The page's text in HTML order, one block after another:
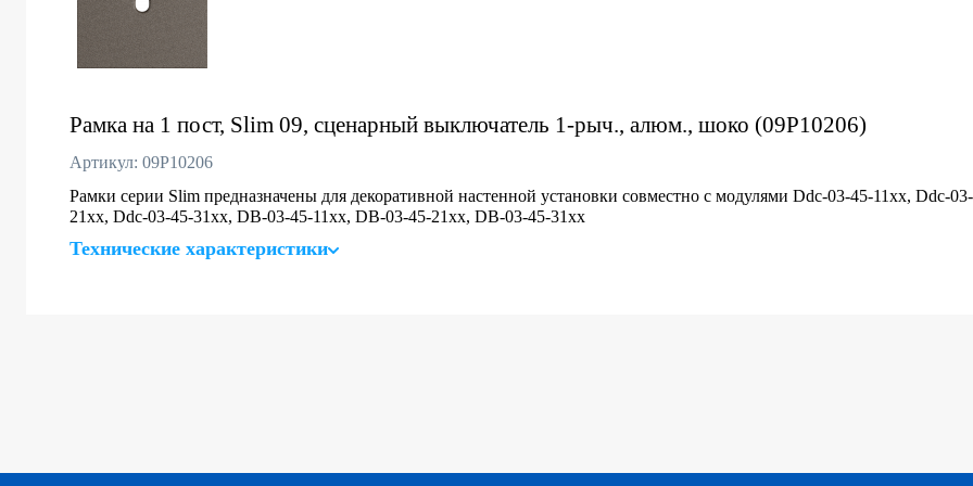
Рамка на 1 пост, Slim 09, сценарный выключатель 1-рыч., алюм., шоко (09P10206)
Артикул: 09P10206
Рамки серии Slim предназначены для декоративной настенной установки совместно с модулями Ddc-03-45-11хх, Ddc-
21хх, Ddc-03-45-31хх, DB-03-45-11хх, DB-03-45-21хх, DB-03-45-31хх
Технические характеристики